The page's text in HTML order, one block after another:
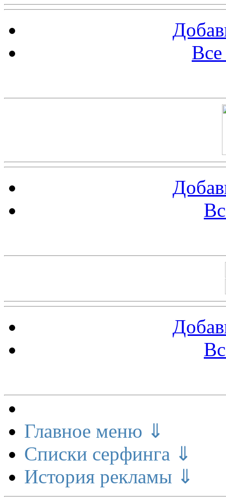
Главное меню ⇓
Списки серфинга ⇓
История рекламы ⇓